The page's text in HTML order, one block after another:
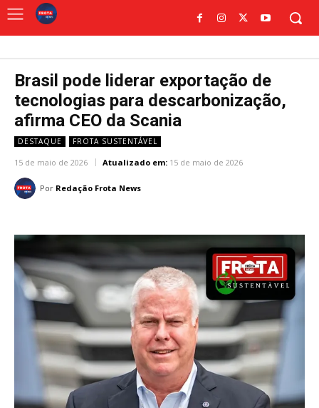
Brasil pode liderar exportação de
tecnologias para descarbonização,
afirma CEO da Scania
DESTAQUE FROTA SUSTENTÁVEL
15 de maio de 2026 Atualizado em: 15 de maio de 2026
Por Redação Frota News